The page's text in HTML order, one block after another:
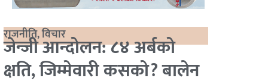
राजनीति,विचार
जेन्जी आन्दोलन: ८४ अर्बको
क्षति, जिम्मेवारी कसको? बालेन